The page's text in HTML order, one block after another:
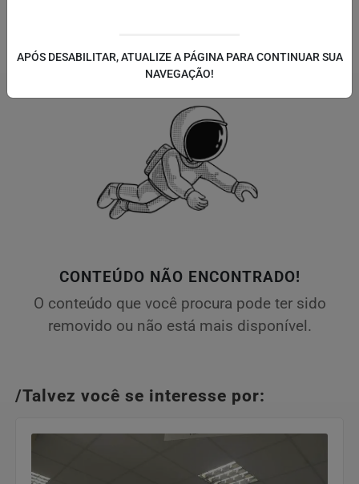
CONTEÚDO NÃO ENCONTRADO!
O conteúdo que você procura pode ter sido
removido ou não está mais disponível.
/Talvez você se interesse por:
APÓS DESABILITAR, ATUALIZE A PÁGINA PARA CONTINUAR SUA
NAVEGAÇÃO!